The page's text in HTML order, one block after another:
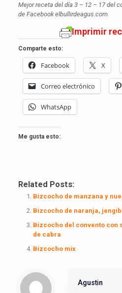
Mejor receta del día 3 – 12 – 17 del
de Facebook elbullirdeagus.com
Imprimir
Comparte esto:
Facebook X
Correo electrónico
WhatsApp
Me gusta esto:
Related Posts:
Bizcocho de manzana y
Bizcocho de naranja,
Bizcocho del convento con
de cabra
Bizcocho mix
Agustin